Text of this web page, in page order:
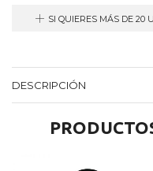
SI QUIERES MÁS DE 20
DESCRIPCIÓN